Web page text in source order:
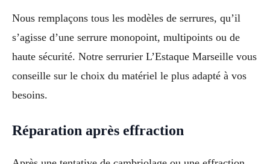
Nous remplaçons tous les modèles de serrures, qu’il
s’agisse d’une serrure monopoint, multipoints ou de
haute sécurité. Notre serrurier L’Estaque Marseille vous
conseille sur le choix du matériel le plus adapté à vos
besoins.
Réparation après effraction